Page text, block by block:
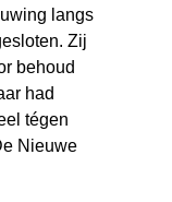
langs
Zij
behoud
had
tégen
Nieuwe